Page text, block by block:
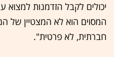
יכולים לקבל הזדמנות למצוא
המסוים הוא לא המצטיין של
חברתית, לא פרטית".